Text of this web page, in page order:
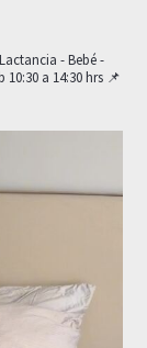
Lactancia - Bebé -
10:30 a 14:30 hrs 📌